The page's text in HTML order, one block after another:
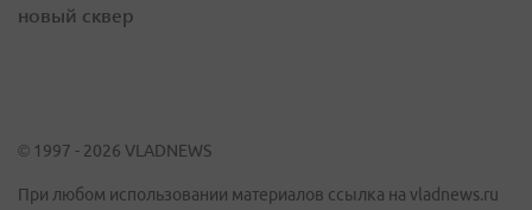
новый сквер
© 1997 - 2026 VLADNEWS
При любом использовании материалов ссылка на vladnews.ru